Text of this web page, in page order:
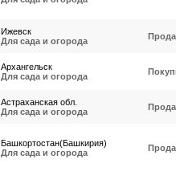
Ижевск
Для сада и огорода
Архангельск
Для сада и огорода
Астраханская обл.
Для сада и огорода
Башкортостан(Башкирия)
Для сада и огорода